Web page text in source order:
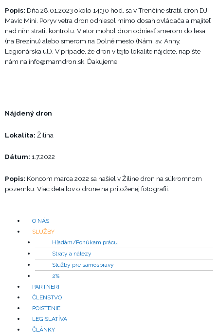
Popis: Dňa 28.01.2023 okolo 14:30 hod. sa v Trenčíne stratil dron DJI
Mavic Mini. Poryv vetra dron odniesol mimo dosah ovládača a majiteľ
nad ním stratil kontrolu. Vietor mohol dron odniesť smerom do lesa
(na Brezinu) alebo smerom na Dolné mesto (Nám. sv. Anny,
Legionárska ul.). V prípade, že dron v tejto lokalite nájdete, napíšte
nám na info@mamdron.sk . Ďakujeme!
Nájdený dron
Lokalita: Žilina
Dátum: 1.7.2022
Popis: Koncom marca 2022 sa našiel v Žiline dron na súkromnom
pozemku. Viac detailov o drone na priloženej fotografii.
Menu
O NÁS
SLUŽBY
Hľadám/Ponúkam prácu
Straty a nálezy
Služby pre samosprávy
2%
PARTNERI
ČLENSTVO
POISTENIE
LEGISLATÍVA
ČLÁNKY